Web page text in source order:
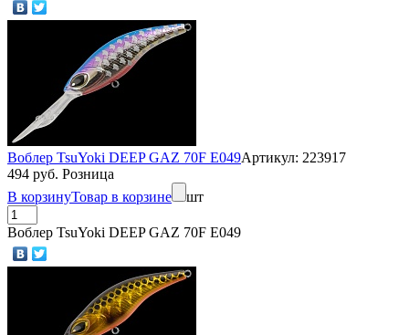
Воблер TsuYoki DEEP GAZ 70F E049Артикул: 223917
494 руб. Розница
В корзинуТовар в корзине шт
Воблер TsuYoki DEEP GAZ 70F E049